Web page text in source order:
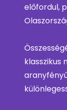
előfordul,
klasszikus